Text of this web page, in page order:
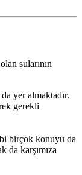
sularının
yer almaktadır.
gerekli
birçok konuyu da
da karşımıza